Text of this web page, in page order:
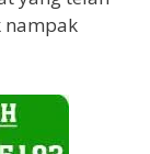
nampak